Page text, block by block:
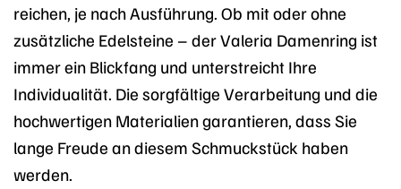
reichen, je nach Ausführung. Ob mit oder ohne
zusätzliche Edelsteine – der Valeria Damenring ist
immer ein Blickfang und unterstreicht Ihre
Individualität. Die sorgfältige Verarbeitung und die
hochwertigen Materialien garantieren, dass Sie
lange Freude an diesem Schmuckstück haben
werden.